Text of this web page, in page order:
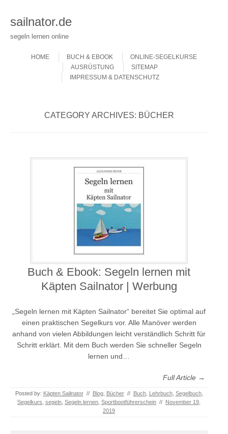
sailnator.de
segeln lernen online
MenuHOME
BUCH & EBOOK
ONLINE-SEGELKURSE
AUSRÜSTUNG
SITEMAP
IMPRESSUM & DATENSCHUTZ
CATEGORY ARCHIVES: BÜCHER
Buch & Ebook: Segeln lernen mit
Käpten Sailnator | Werbung
„Segeln lernen mit Käpten Sailnator“ bereitet Sie optimal auf
einen praktischen Segelkurs vor. Alle Manöver werden
anhand von vielen Abbildungen leicht verständlich Schritt für
Schritt erklärt. Mit dem Buch werden Sie schneller Segeln
lernen und…
Full Article →
Posted by: Käpten Sailnator // Blog, Bücher // Buch, Lehrbuch, Segelbuch,
Segelkurs segeln Segeln lernen Sportbootführerschein // November 19,
2019